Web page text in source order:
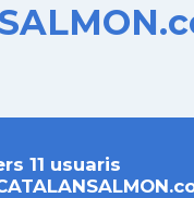
11 usuaris